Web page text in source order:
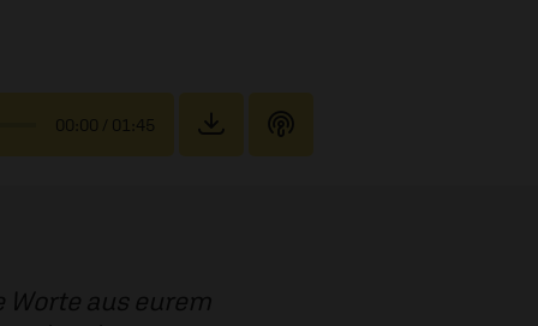
00:00 / 01:45
aus eurem